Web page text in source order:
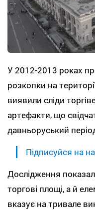
У 2012-2013 роках
розкопки на
виявили сліди
артефакти, що
давньоруський
Підписуйся на
Дослідження
торгові площі, а й
вказує на тривале